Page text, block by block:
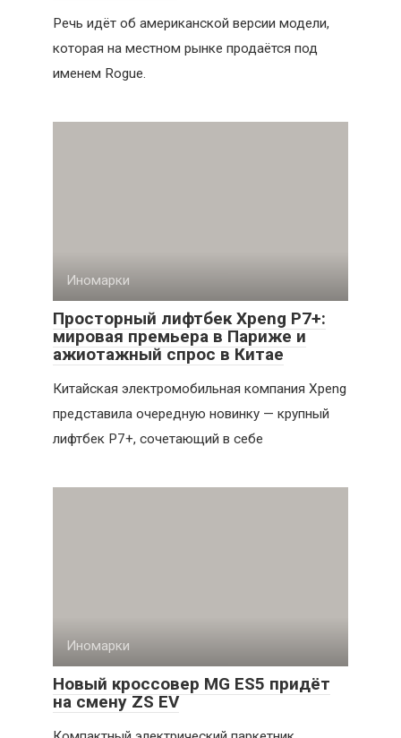
Речь идёт об американской версии модели,
которая на местном рынке продаётся под
именем Rogue.
Иномарки
Просторный лифтбек Xpeng P7+:
мировая премьера в Париже и
ажиотажный спрос в Китае
Китайская электромобильная компания Xpeng
представила очередную новинку — крупный
лифтбек P7+, сочетающий в себе
Иномарки
Новый кроссовер MG ES5 придёт
на смену ZS EV